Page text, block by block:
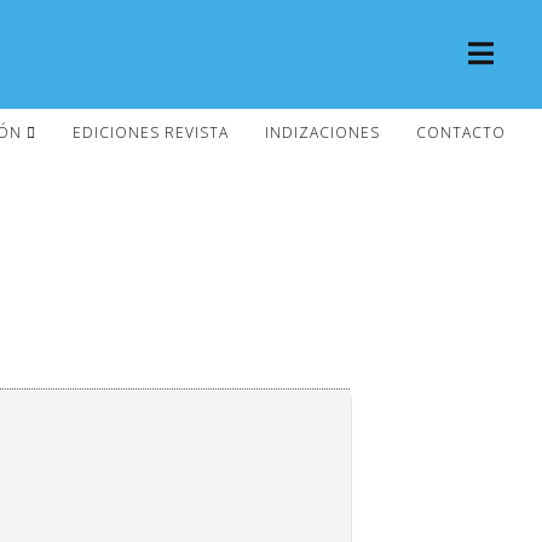
EDICIONES REVISTA INDIZACIONES CONTACTO